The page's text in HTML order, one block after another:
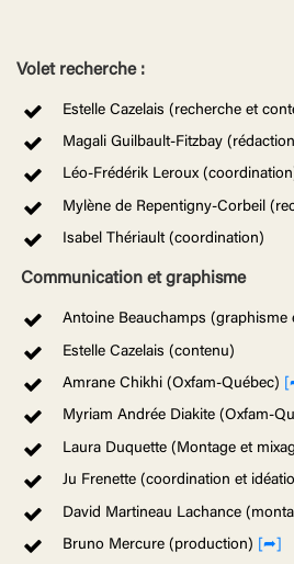
Volet recherche :
Estelle Cazelais (recherche et
Magali Guilbault-Fitzbay
Léo-Frédérik Leroux
Mylène de Repentigny-Corbeil
Isabel Thériault (coordination)
Communication et graphisme
Antoine Beauchamps (graphisme
Estelle Cazelais (contenu)
Amrane Chikhi (Oxfam-Québec)
Myriam Andrée Diakite (Oxfam-
Laura Duquette (Montage et
Ju Frenette (coordination et
David Martineau Lachance
Bruno Mercure (production) [➦]